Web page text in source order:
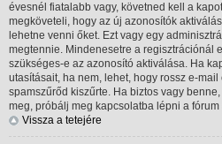
évesnél fiatalabb vagy, követned kell a
megköveteli, hogy az új azonosítók
lehetne venni őket. Ezt vagy egy
megtennie. Mindenesetre a regisztrációnál
szükséges-e az azonosító aktiválása. Ha
utasításait, ha nem, lehet, hogy rossz e-
spamszűrőd kiszűrte. Ha biztos vagy
meg, próbálj meg kapcsolatba lépni a
Vissza a tetejére